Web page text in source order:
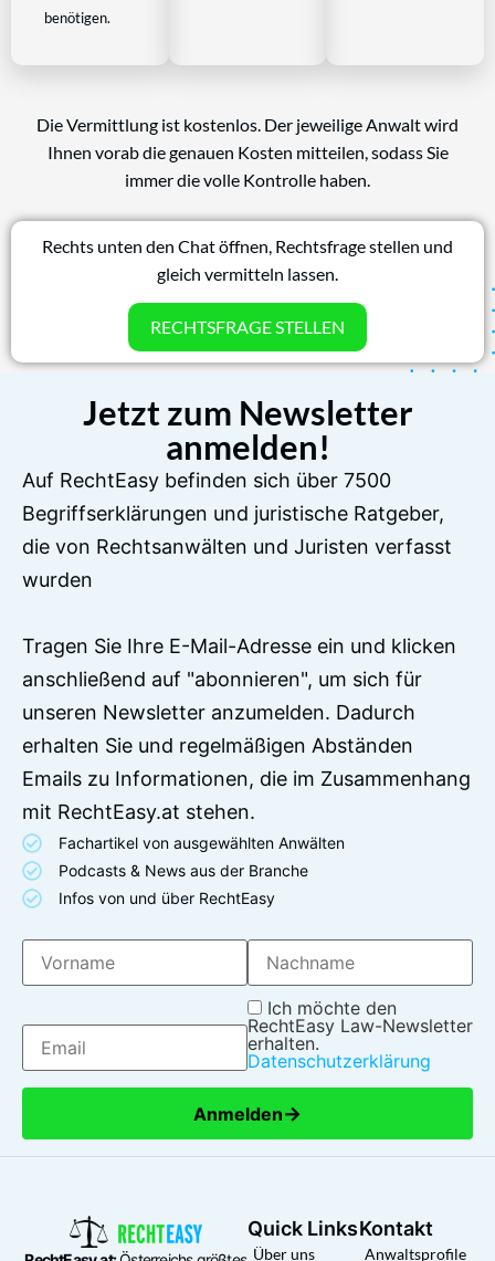
benötigen.
Die Vermittlung ist kostenlos. Der jeweilige Anwalt wird
Ihnen vorab die genauen Kosten mitteilen, sodass Sie
immer die volle Kontrolle haben.
Rechts unten den Chat öffnen, Rechtsfrage stellen und
gleich vermitteln lassen.
RECHTSFRAGE STELLEN
Jetzt zum Newsletter
anmelden!
Auf RechtEasy befinden sich über 7500
Begriffserklärungen und juristische Ratgeber,
die von Rechtsanwälten und Juristen verfasst
wurden
Tragen Sie Ihre E-Mail-Adresse ein und klicken
anschließend auf "abonnieren", um sich für
unseren Newsletter anzumelden. Dadurch
erhalten Sie und regelmäßigen Abständen
Emails zu Informationen, die im Zusammenhang
mit RechtEasy.at stehen.
Fachartikel von ausgewählten Anwälten
Podcasts & News aus der Branche
Infos von und über RechtEasy
Ich möchte den
RechtEasy Law-Newsletter
erhalten.
Datenschutzerklärung
Anmelden→
Quick Links
Über uns
Kontakt
Anwaltsprofile